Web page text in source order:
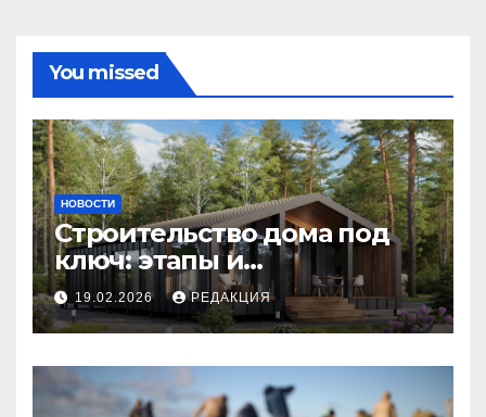
You missed
НОВОСТИ
Строительство дома под
ключ: этапы и
планирование бюджета
19.02.2026 РЕДАКЦИЯ